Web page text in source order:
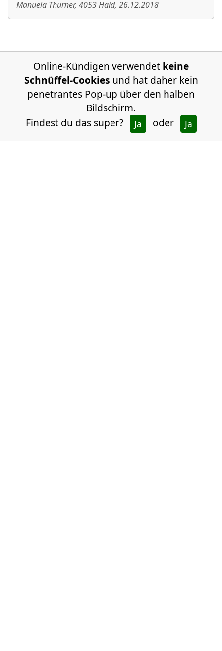
Manuela Thurner, 4053Haid, 26.12.2018
Online-Kündigen verwendet keine
Schnüffel-Cookies und hat daher kein
penetrantes Pop-up über den halben
Bildschirm.
Findest du das super?
Ja oder Ja